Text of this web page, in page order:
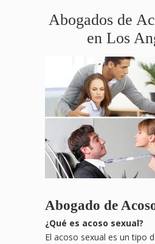
Abogados de
en Los
Abogado de
¿Qué es acoso sexual?
El acoso sexual es un tipo